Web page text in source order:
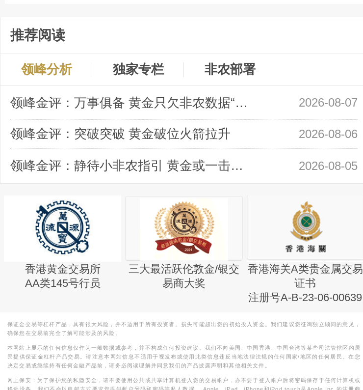
推荐阅读
领峰分析 独家专栏 非农部署
领峰金评：万事俱备 黄金只欠非农数据“东风” 2026-08-07
领峰金评：突破突破 黄金破位火箭拉升 2026-08-06
领峰金评：静待小非农指引 黄金或一击破局 2026-08-05
香港黄金交易所
AA类145号行员
三大最活跃伦敦金/银交
易商大奖
香港海关A类贵金属交易
证书
注册号A-B-23-06-00639
保证金交易等杠杆产品，具有很大风险，并不适用于所有投资者。损失可能超出您的初始投入资金。我们建议您征询独立顾问的意见，
确保您在交易前完全了解可能涉及的风险。
本网站上显示的任何信息仅作为一般数据或参考，并不构成任何投资建议。我们不向美国、中国香港、中国台湾等某些司法管辖区的居
民提供保证金杠杆产品交易。请注意本网站信息不适用于视发布或使用此类信息违反当地法律法规的任何国家/地区的任何居民。在您
决定交易或继续持有任何金融产品前，请务必阅读理解并同意我们的产品披露声明和其他相关文件。
网上保安：为了保护您的私隐安全，请不要使用公共或共享计算机登入您的交易帐户，亦不要于登入帐户后将密码保存于任何计算机或